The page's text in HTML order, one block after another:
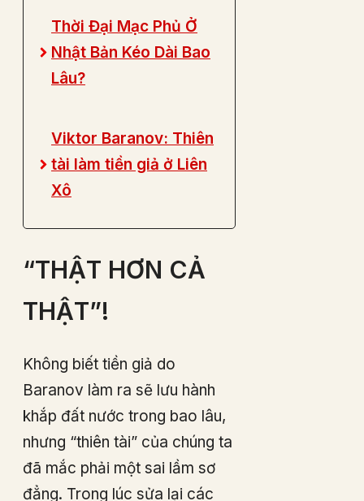
Thời Đại Mạc Phủ Ở
Nhật Bản Kéo Dài Bao
Lâu?
Viktor Baranov: Thiên
tài làm tiền giả ở Liên
Xô
“THẬT HƠN CẢ
THẬT”!
Không biết tiền giả do
Baranov làm ra sẽ lưu hành
khắp đất nước trong bao lâu,
nhưng “thiên tài” của chúng ta
đã mắc phải một sai lầm sơ
đẳng. Trong lúc sửa lại các